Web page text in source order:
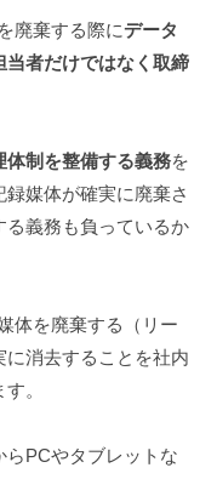
廃棄する際にデータ
者だけではなく取締
体制を整備する義務を
媒体が確実に廃棄さ
る義務も負っているか
体を廃棄する（リー
消去することを社内
。
PCやタブレットな